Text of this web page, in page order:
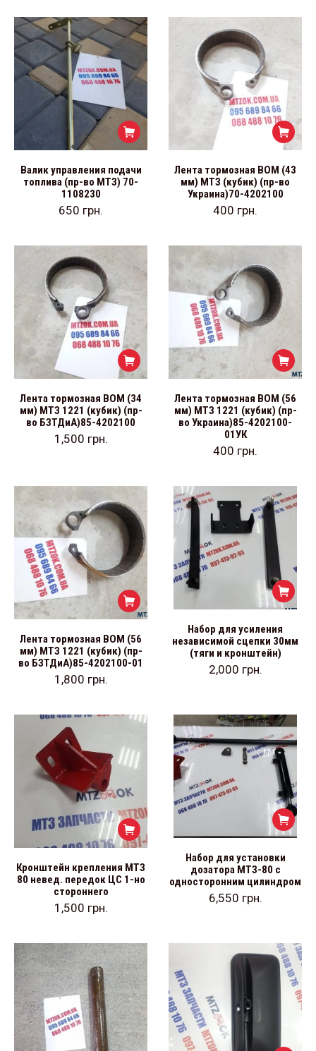
Валик управления подачи
топлива (пр-во МТЗ) 70-
1108230
650 грн.
Лента тормозная ВОМ (43
мм) МТЗ (кубик) (пр-во
Украина)70-4202100
400 грн.
Лента тормозная ВОМ (34
мм) МТЗ 1221 (кубик) (пр-
во БЗТДиА)85-4202100
1,500 грн.
Лента тормозная ВОМ (56
мм) МТЗ 1221 (кубик) (пр-
во Украина)85-4202100-
01УК
400 грн.
Лента тормозная ВОМ (56
мм) МТЗ 1221 (кубик) (пр-
во БЗТДиА)85-4202100-01
1,800 грн.
Набор для усиления
независимой сцепки 30мм
(тяги и кронштейн)
2,000 грн.
Кронштейн крепления МТЗ
80 невед. передок ЦС 1-но
стороннего
1,500 грн.
Набор для установки
дозатора МТЗ-80 с
односторонним цилиндром
6,550 грн.